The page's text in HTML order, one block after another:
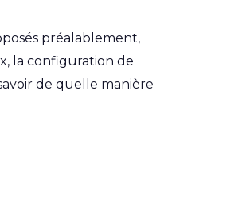
préalablement,
la configuration de
de quelle manière